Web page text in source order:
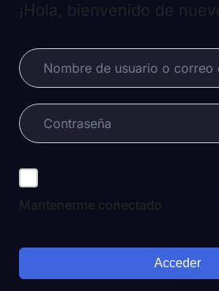
¡Hola, bienvenido de
Mantenerme conectado
Acceder